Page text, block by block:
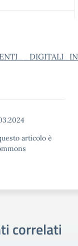
articolo è
correlati